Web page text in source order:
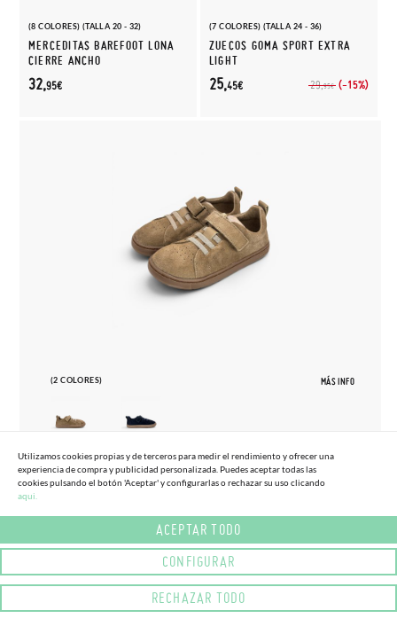
(8 COLORES) (TALLA 20 - 32)
MERCEDITAS BAREFOOT LONA
CIERRE ANCHO
32,95€
(7 COLORES) (TALLA 24 - 36)
ZUECOS GOMA SPORT EXTRA
LIGHT
29,95€ (-15%)
25,45€
(2 COLORES) MÁS INFO
27 33
65,
Utilizamos cookies propias y de terceros para medir el rendimiento y ofrecer una
experiencia de compra y publicidad personalizada. Puedes aceptar todas las
cookies pulsando el botón 'Aceptar' y configurarlas o rechazar su uso clicando
aqui.
ACEPTAR TODO
CONFIGURAR
RECHAZAR TODO